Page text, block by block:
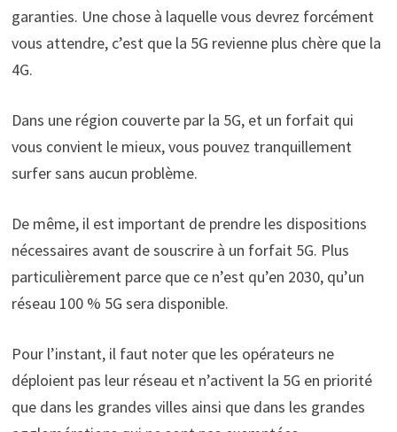
garanties. Une chose à laquelle vous devrez forcément
vous attendre, c’est que la 5G revienne plus chère que la
4G.
Dans une région couverte par la 5G, et un forfait qui
vous convient le mieux, vous pouvez tranquillement
surfer sans aucun problème.
De même, il est important de prendre les dispositions
nécessaires avant de souscrire à un forfait 5G. Plus
particulièrement parce que ce n’est qu’en 2030, qu’un
réseau 100 % 5G sera disponible.
Pour l’instant, il faut noter que les opérateurs ne
déploient pas leur réseau et n’activent la 5G en priorité
que dans les grandes villes ainsi que dans les grandes